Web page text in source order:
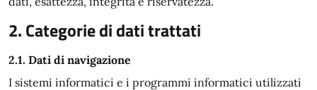
2. Categorie di dati trattati
2.1. Dati di navigazione
I sistemi informatici e i programmi informatici utilizzati